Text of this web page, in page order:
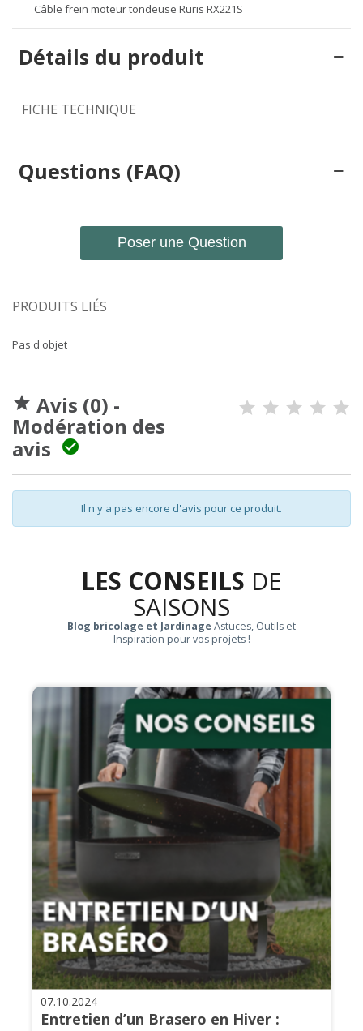
Câble frein moteur tondeuse Ruris RX221S
Détails du produit
FICHE TECHNIQUE
Questions (FAQ)
Poser une Question
PRODUITS LIÉS
Pas d'objet
 Avis (0) -
Modération des
avis

Il n'y a pas encore d'avis pour ce produit.
LES CONSEILS DE
SAISONS
Blog bricolage et Jardinage Astuces, Outils et
Inspiration pour vos projets !
07.10.2024
Entretien d’un Brasero en Hiver :